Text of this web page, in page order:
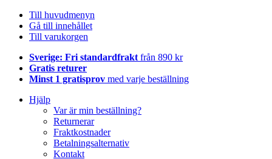
Till huvudmenyn
Gå till innehållet
Till varukorgen
Sverige: Fri standardfrakt från 890 kr
Gratis returer
Minst 1 gratisprov med varje beställning
Hjälp
Var är min beställning?
Returnerar
Fraktkostnader
Betalningsalternativ
Kontakt